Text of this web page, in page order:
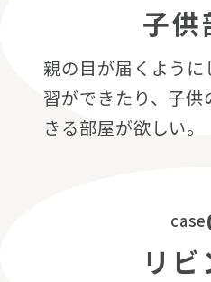
子供
親の目が届くよう
習ができたり、子
きる部屋が欲しい。
case
リビ